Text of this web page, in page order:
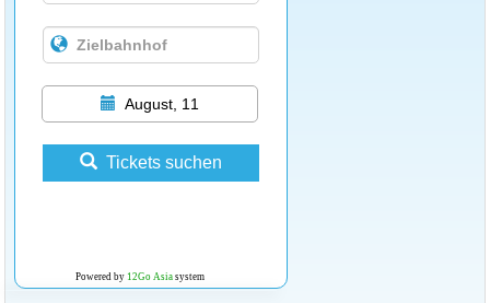
August, 11
Tickets suchen
Powered by 12Go Asiasystem